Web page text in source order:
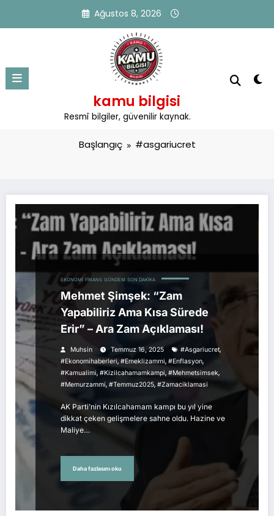
Ağustos 8, 2026
kamu bilgisi
Resmî bilgiler, güvenilir kaynak.
Etiket: #asgariucret
Başlangıç #asgariucret
EKONOMI FINANS GÜNDEM SON DAKIKA
Mehmet Şimşek: “Zam
Yapabiliriz Ama Kısa Sürede
Erir” – Ara Zam Açıklaması!
Muhsin Temmuz 16, 2025 #asgariucret,
#ekonomihaberleri,#emeklizammi, #enflasyon,
#kamualimi, #kizilcahamamkampi, #mehmetsimsek,
#memurzammi, #temmuz2025, #zamaciklamasi
AK Parti’nin Kızılcahamam kampı bu yıl yine
dikkat çeken gelişmelere sahne oldu. Hazine ve
Maliye…
Daha fazlasını oku